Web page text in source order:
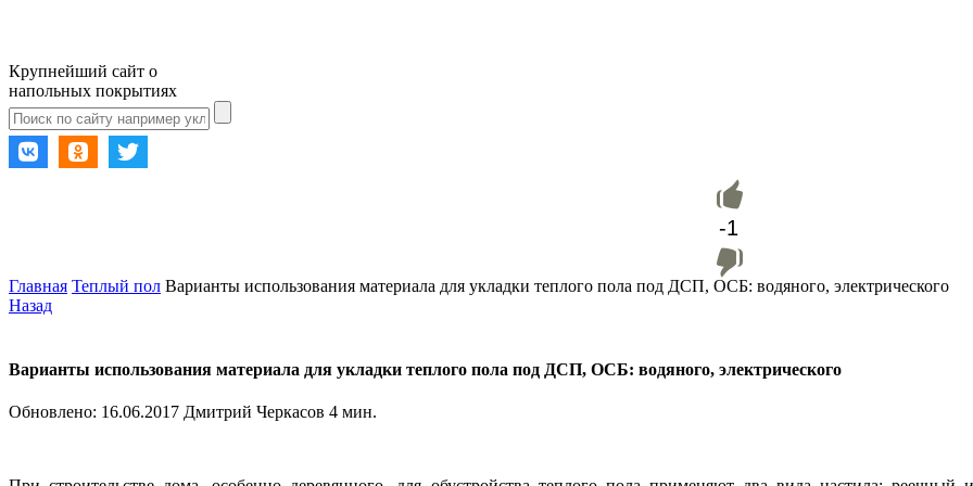
Крупнейший сайт о
напольных покрытиях
-1
Главная Теплый пол Варианты использования материала для укладки теплого пола под ДСП, ОСБ: водяного, электрического
Назад
Варианты использования материала для укладки теплого пола под ДСП, ОСБ: водяного, электрического
Обновлено: 16.06.2017 Дмитрий Черкасов 4 мин.